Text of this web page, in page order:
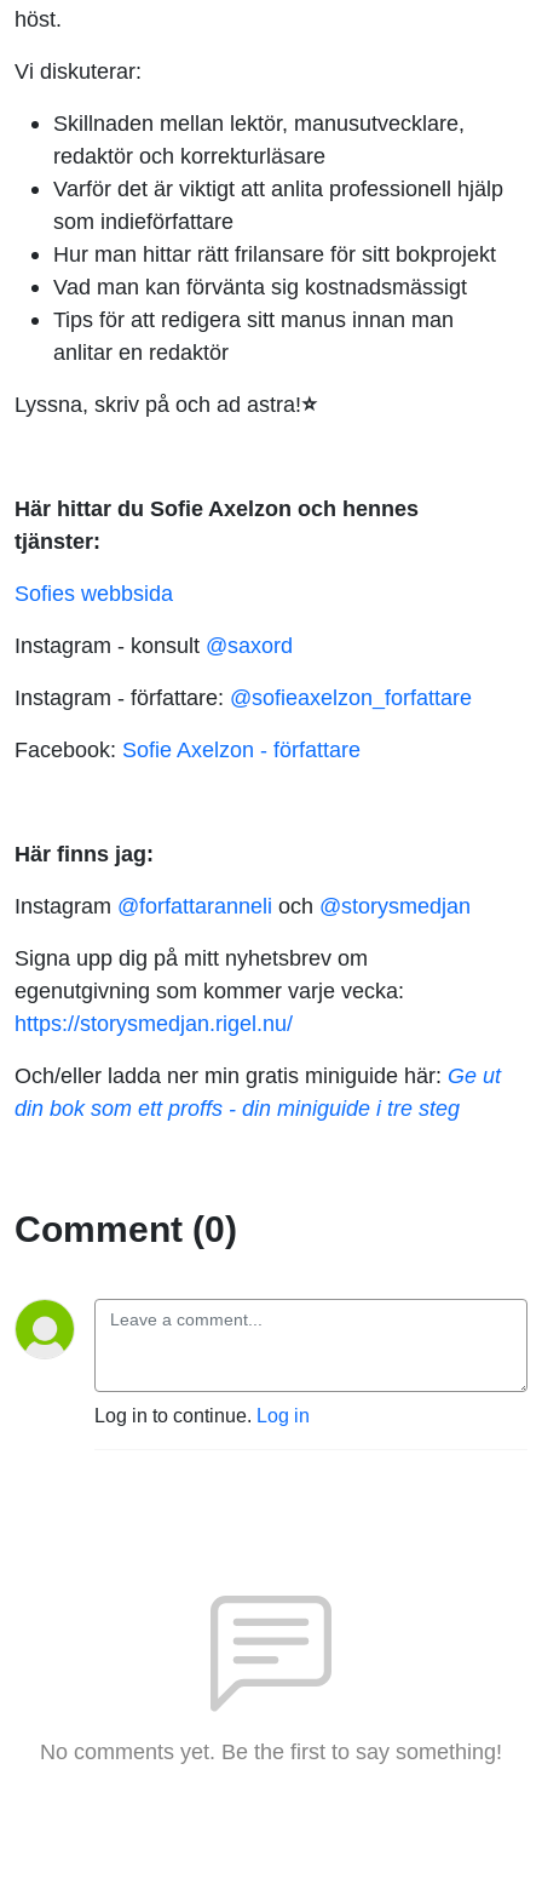
höst.
Vi diskuterar:
Skillnaden mellan lektör, manusutvecklare,
redaktör och korrekturläsare
Varför det är viktigt att anlita professionell hjälp
som indieförfattare
Hur man hittar rätt frilansare för sitt bokprojekt
Vad man kan förvänta sig kostnadsmässigt
Tips för att redigera sitt manus innan man
anlitar en redaktör
Lyssna, skriv på och ad astra!⭐
Här hittar du Sofie Axelzon och hennes
tjänster:
Sofies webbsida
Instagram - konsult @saxord
Instagram - författare: @sofieaxelzon_forfattare
Facebook: Sofie Axelzon - författare
Här finns jag:
Instagram @forfattaranneli och @storysmedjan
Signa upp dig på mitt nyhetsbrev om
egenutgivning som kommer varje vecka:
https://storysmedjan.rigel.nu/
Och/eller ladda ner min gratis miniguide här: Ge ut
din bok som ett proffs - din miniguide i tre steg
Comment (0)
Log in to continue. Log in
No comments yet. Be the first to say something!